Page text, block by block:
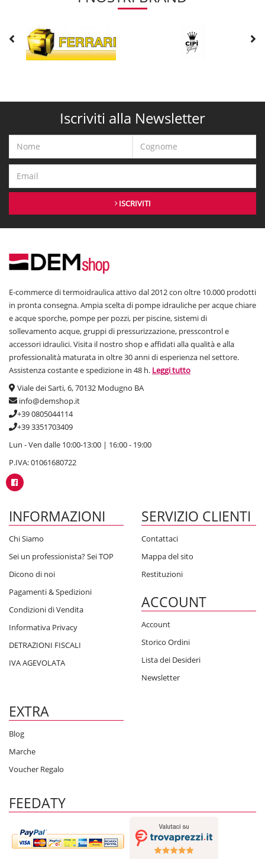
Iscriviti alla Newsletter
ISCRIVITI
E-commerce di termoidraulica attivo dal 2012 con oltre 10.000 prodotti
in pronta consegna. Ampia scelta di pompe idrauliche per acque chiare
e acque sporche, pompe per pozzi, per piscine, sistemi di
sollevamento acque, gruppi di pressurizzazione, presscontrol e
accessori idraulici. Visita il nostro shop e affidati alla qualità e alla
professionalità maturata in oltre 30 anni di esperienza nel settore.
Assistenza costante e spedizione in 48 h. Leggi tutto
Viale dei Sarti, 6, 70132 Modugno BA
info@demshop.it
+39 0805044114
+39 3351703409
Lun - Ven dalle 10:00-13:00 | 16:00 - 19:00
P.IVA: 01061680722
INFORMAZIONI
Chi Siamo
Sei un professionista? Sei TOP
Dicono di noi
Pagamenti & Spedizioni
Condizioni di Vendita
Informativa Privacy
DETRAZIONI FISCALI
IVA AGEVOLATA
SERVIZIO CLIENTI
Contattaci
Mappa del sito
Restituzioni
ACCOUNT
Account
Storico Ordini
Lista dei Desideri
Newsletter
EXTRA
Blog
Marche
Voucher Regalo
FEEDATY